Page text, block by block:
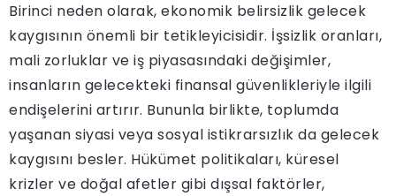
Birinci neden olarak, ekonomik belirsizlik gelecek
kaygısının önemli bir tetikleyicisidir. İşsizlik oranları,
mali zorluklar ve iş piyasasındaki değişimler,
insanların gelecekteki finansal güvenlikleriyle ilgili
endişelerini artırır. Bununla birlikte, toplumda
yaşanan siyasi veya sosyal istikrarsızlık da gelecek
kaygısını besler. Hükümet politikaları, küresel
krizler ve doğal afetler gibi dışsal faktörler,